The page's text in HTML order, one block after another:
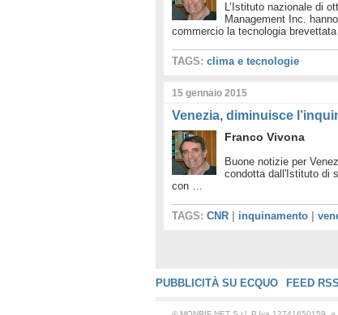
L’Istituto nazionale di
Management Inc.
commercio la tecnologia
TAGS: clima e tecnologie
15 gennaio 2015
Venezia, diminuisce
Franco Vivona
Buone notizie per
condotta dall'Istituto di
con …
TAGS: CNR inquinamento
PUBBLICITÀ SU ECQUO FEED RSS